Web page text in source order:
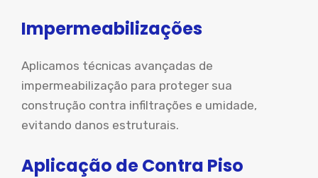
Impermeabilizações
Aplicamos técnicas avançadas de
impermeabilização para proteger sua
construção contra infiltrações e umidade,
evitando danos estruturais.
Aplicação de Contra Piso